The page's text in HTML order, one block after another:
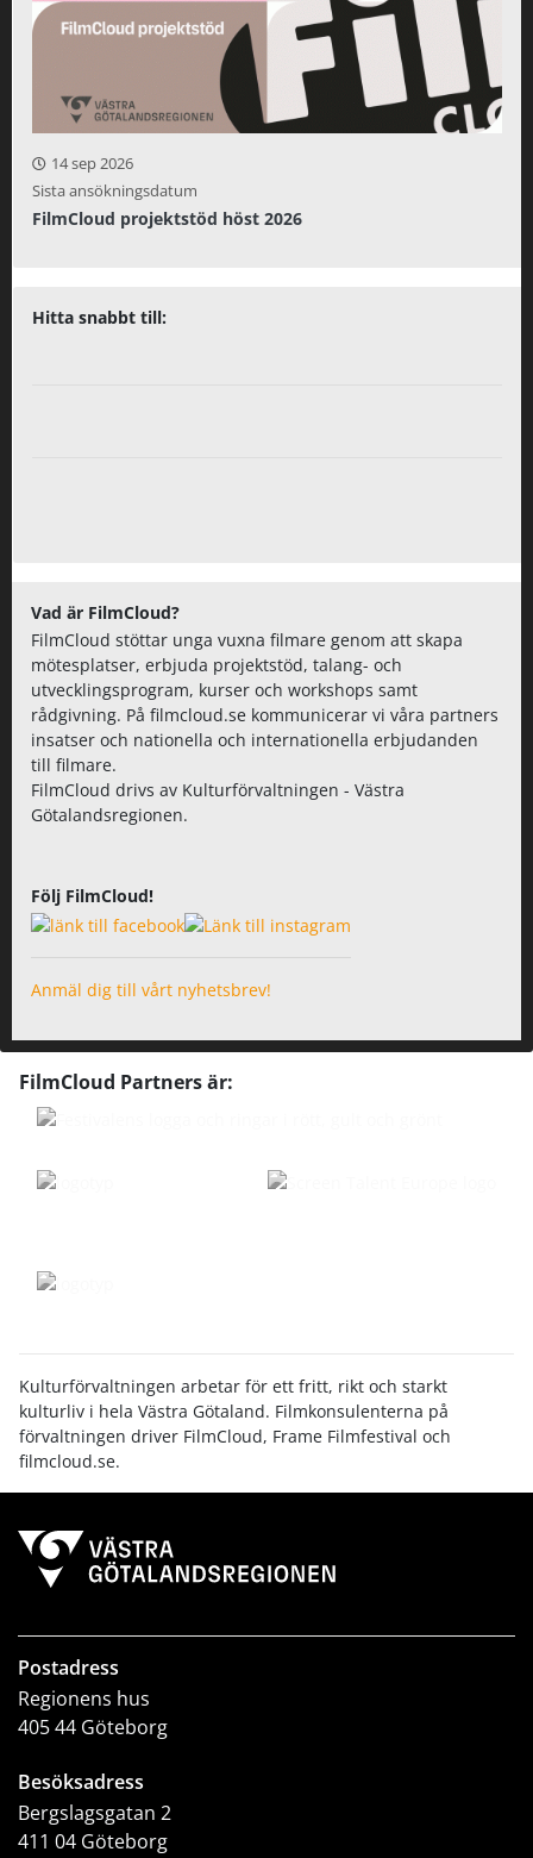
14 sep 2026
Sista ansökningsdatum
FilmCloud projektstöd höst 2026
Hitta snabbt till:
Vad är FilmCloud?
FilmCloud stöttar unga vuxna filmare genom att skapa
mötesplatser, erbjuda projektstöd, talang- och
utvecklingsprogram, kurser och workshops samt
rådgivning. På filmcloud.se kommunicerar vi våra partners
insatser och nationella och internationella erbjudanden
till filmare.
FilmCloud drivs av Kulturförvaltningen - Västra
Götalandsregionen.
Följ FilmCloud!
Anmäl dig till vårt nyhetsbrev!
FilmCloud Partners är:
Kulturförvaltningen arbetar för ett fritt, rikt och starkt
kulturliv i hela Västra Götaland. Filmkonsulenterna på
förvaltningen driver FilmCloud, Frame Filmfestival och
filmcloud.se.
Postadress
Regionens hus
405 44 Göteborg
Besöksadress
Bergslagsgatan 2
411 04 Göteborg